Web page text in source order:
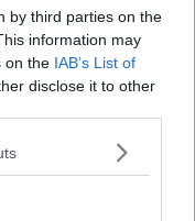
by third parties on the
information may
on the IAB’s List of
disclose it to other